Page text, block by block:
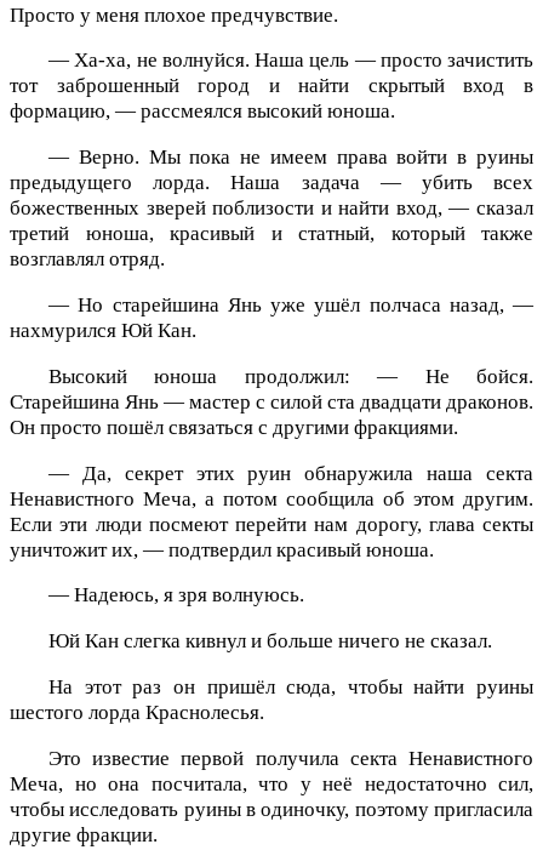
Просто у меня плохое предчувствие.
— Ха-ха, не волнуйся. Наша цель — просто зачистить
тот заброшенный город и найти скрытый вход в
формацию, — рассмеялся высокий юноша.
— Верно. Мы пока не имеем права войти в руины
предыдущего лорда. Наша задача — убить всех
божественных зверей поблизости и найти вход, — сказал
третий юноша, красивый и статный, который также
возглавлял отряд.
— Но старейшина Янь уже ушёл полчаса назад, —
нахмурился Юй Кан.
Высокий юноша продолжил: — Не бойся.
Старейшина Янь — мастер с силой ста двадцати драконов.
Он просто пошёл связаться с другими фракциями.
— Да, секрет этих руин обнаружила наша секта
Ненавистного Меча, а потом сообщила об этом другим.
Если эти люди посмеют перейти нам дорогу, глава секты
уничтожит их, — подтвердил красивый юноша.
— Надеюсь, я зря волнуюсь.
Юй Кан слегка кивнул и больше ничего не сказал.
На этот раз он пришёл сюда, чтобы найти руины
шестого лорда Краснолесья.
Это известие первой получила секта Ненавистного
Меча, но она посчитала, что у неё недостаточно сил,
чтобы исследовать руины в одиночку, поэтому пригласила
другие фракции.